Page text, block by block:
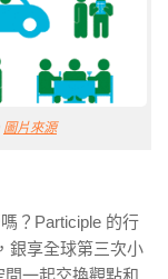
圖片來源
？Participle 的行
銀享全球第三次小
一起交換觀點和